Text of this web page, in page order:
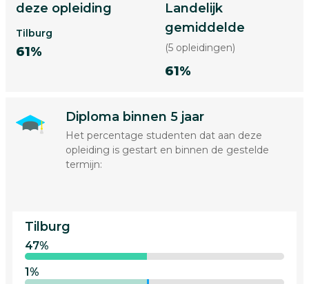
deze opleiding
Tilburg
61%
Landelijk
gemiddelde
(5 opleidingen)
61%
Diploma binnen 5 jaar
Het percentage studenten dat aan deze
opleiding is gestart en binnen de gestelde
termijn:
Tilburg
47%
1%